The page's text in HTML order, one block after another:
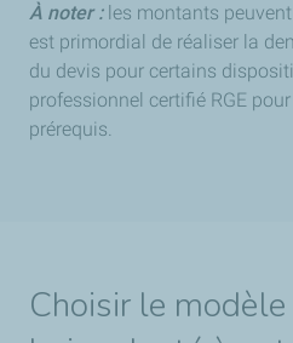
À noter : les montants
est primordial de réaliser la
du devis pour certains
professionnel certifié RGE
prérequis.
Choisir le